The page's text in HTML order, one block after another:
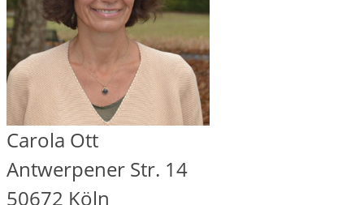
Carola Ott
Antwerpener Str. 14
50672 Köln